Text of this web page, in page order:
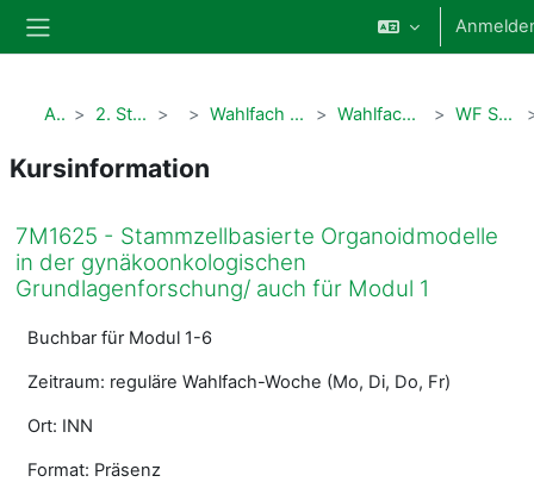
Website-Übersicht
Alle Kurse 2. Studienabschnitt Humanmedizin Modul 5 Wahlfach 2. Studienabschnitt (7M1625 + ehemalige PWS) Wahlfachangebote der Kinder- und Frauenheilkunde WF Stammzellbasierte Organoidmodelle
Kursinformation
7M1625 - Stammzellbasierte Organoidmodelle
in der gynäkoonkologischen
Grundlagenforschung/ auch für Modul 1
Buchbar für Modul 1-6
Zeitraum: reguläre Wahlfach-Woche (Mo, Di, Do, Fr)
Ort: INN
Format: Präsenz